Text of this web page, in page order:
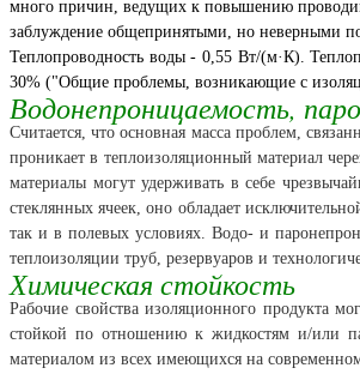
много причин, ведущих к повышению
заблуждение общепринятыми, но неверными
Теплопроводность воды - 0,55 Вт/(м·К).
30% ("Общие проблемы, возникающие с
Водонепроницаемость,
Считается, что основная масса проблем,
проникает в теплоизоляционный материал
материалы могут удерживать в себе
стеклянных ячеек, оно обладает
так и в полевых условиях. Водо- и
теплоизоляции труб, резервуаров и
Химическая стойкость
Рабочие свойства изоляционного продукта
стойкой по отношению к жидкостям и/или
материалом из всех имеющихся на